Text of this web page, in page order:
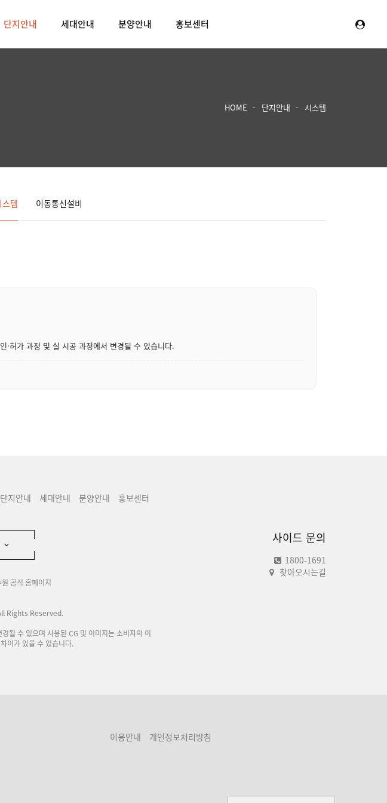
단지안내 세대안내 분양안내 홍보센터
HOME 단지안내 시스템
스템 이동통신설비
허가 과정 및 실 시공 과정에서 변경될 수 있습니다.
단지안내 세대안내 분양안내 홍보센터
사이드 문의
1800-1691
찾아오시는길
공식 홈페이지
Rights Reserved.
될 수 있으며 사용된 CG 및 이미지는 소비자의 이
이가 있을 수 있습니다.
이용안내 개인정보처리방침